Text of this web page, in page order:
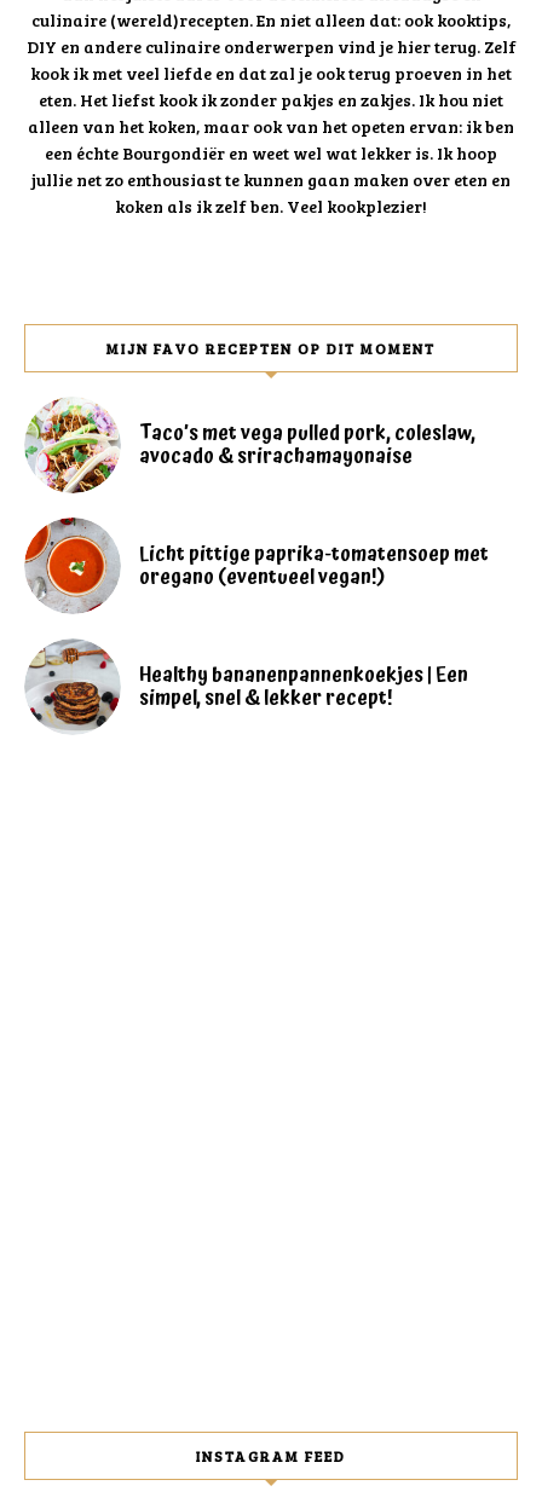
culinaire (wereld)recepten. En niet alleen dat: ook kooktips,
DIY en andere culinaire onderwerpen vind je hier terug. Zelf
kook ik met veel liefde en dat zal je ook terug proeven in het
eten. Het liefst kook ik zonder pakjes en zakjes. Ik hou niet
alleen van het koken, maar ook van het opeten ervan: ik ben
een échte Bourgondiër en weet wel wat lekker is. Ik hoop
jullie net zo enthousiast te kunnen gaan maken over eten en
koken als ik zelf ben. Veel kookplezier!
MIJN FAVO RECEPTEN OP DIT MOMENT
Taco’s met vega pulled pork, coleslaw,
avocado & srirachamayonaise
Licht pittige paprika-tomatensoep met
oregano (eventueel vegan!)
Healthy bananenpannenkoekjes | Een
simpel, snel & lekker recept!
INSTAGRAM FEED